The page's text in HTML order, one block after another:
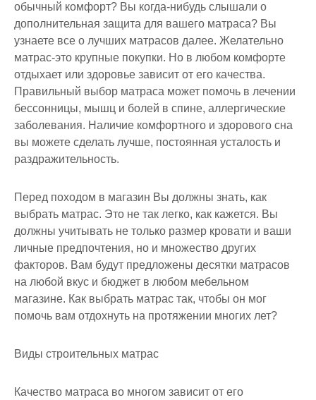
обычный комфорт? Вы когда-нибудь слышали о
дополнительная защита для вашего матраса? Вы
узнаете все о лучших матрасов далее. Желательно
матрас-это крупные покупки. Но в любом комфорте
отдыхает или здоровье зависит от его качества.
Правильный выбор матраса может помочь в лечении
бессонницы, мышц и болей в спине, аллергические
заболевания. Наличие комфортного и здорового сна
вы можете сделать лучше, постоянная усталость и
раздражительность.
Перед походом в магазин Вы должны знать, как
выбрать матрас. Это не так легко, как кажется. Вы
должны учитывать не только размер кровати и ваши
личные предпочтения, но и множество других
факторов. Вам будут предложены десятки матрасов
на любой вкус и бюджет в любом мебельном
магазине. Как выбрать матрас так, чтобы он мог
помочь вам отдохнуть на протяжении многих лет?
Виды строительных матрас
Качество матраса во многом зависит от его